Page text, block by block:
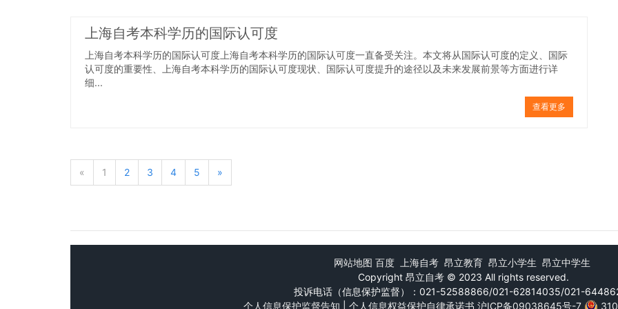
上海自考本科学历的国际认可度
上海自考本科学历的国际认可度上海自考本科学历的国际认可度一直备受关注。本文将从国际认可度的定义、国际
认可度的重要性、上海自考本科学历的国际认可度现状、国际认可度提升的途径以及未来发展前景等方面进行详
细...
查看更多
« 1 2 3 4 5 »
网站地图 百度 上海自考 昂立教育 昂立小学生 昂立中学生
Copyright 昂立自考 © 2023 All rights reserved.
投诉电话（信息保护监督）：021-52588866/021-62814035/021-
个人信息保护监督告知
个人信息权益保护自律承诺书 沪ICP备09038645号-7